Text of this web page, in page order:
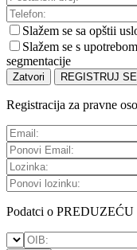
Slažem se sa opštii
Slažem se s
segmentacije
Zatvori REGISTRUJ SE
Registracija za pravne
Podatci o PREDUZEĆU